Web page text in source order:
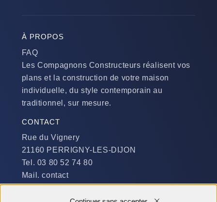
À PROPOS
FAQ
Les Compagnons Constructeurs réalisent vos
plans et la construction de votre maison
individuelle, du style contemporain au
traditionnel, sur mesure.
CONTACT
Rue du Vignery
21160 PERRIGNY-LES-DIJON
Tel. 03 80 52 74 80
Mail. contact